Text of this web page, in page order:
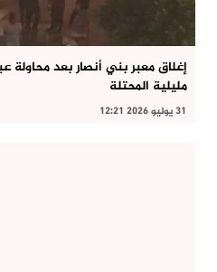
إغلاق معبر بني أنصار بعد محاولة
مليلية المحتلة
31 يوليو 2026 12:21